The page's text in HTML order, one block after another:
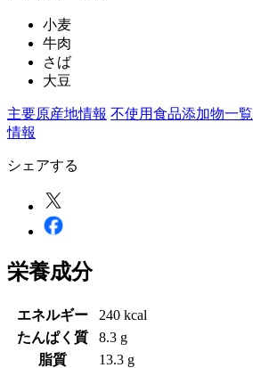
小麦
牛肉
さば
大豆
主要原産地情報 不使用食品添加物一覧
情報
シェアする
栄養成分
エネルギー
240 kcal
たんぱく質
8.3 g
脂質
13.3 g